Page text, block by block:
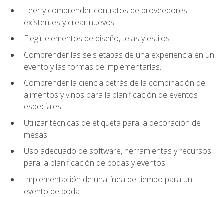
Leer y comprender contratos de proveedores
existentes y crear nuevos.
Elegir elementos de diseño, telas y estilos.
Comprender las seis etapas de una experiencia en un
evento y las formas de implementarlas.
Comprender la ciencia detrás de la combinación de
alimentos y vinos para la planificación de eventos
especiales.
Utilizar técnicas de etiqueta para la decoración de
mesas.
Uso adecuado de software, herramientas y recursos
para la planificación de bodas y eventos.
Implementación de una línea de tiempo para un
evento de boda.